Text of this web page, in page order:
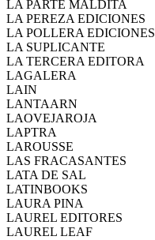
LA PARTE MALDITA
LA PEREZA EDICIONES
LA POLLERA EDICIONES
LA SUPLICANTE
LA TERCERA EDITORA
LAGALERA
LAIN
LANTAARN
LAOVEJAROJA
LAPTRA
LAROUSSE
LAS FRACASANTES
LATA DE SAL
LATINBOOKS
LAURA PINA
LAUREL EDITORES
LAUREL LEAF